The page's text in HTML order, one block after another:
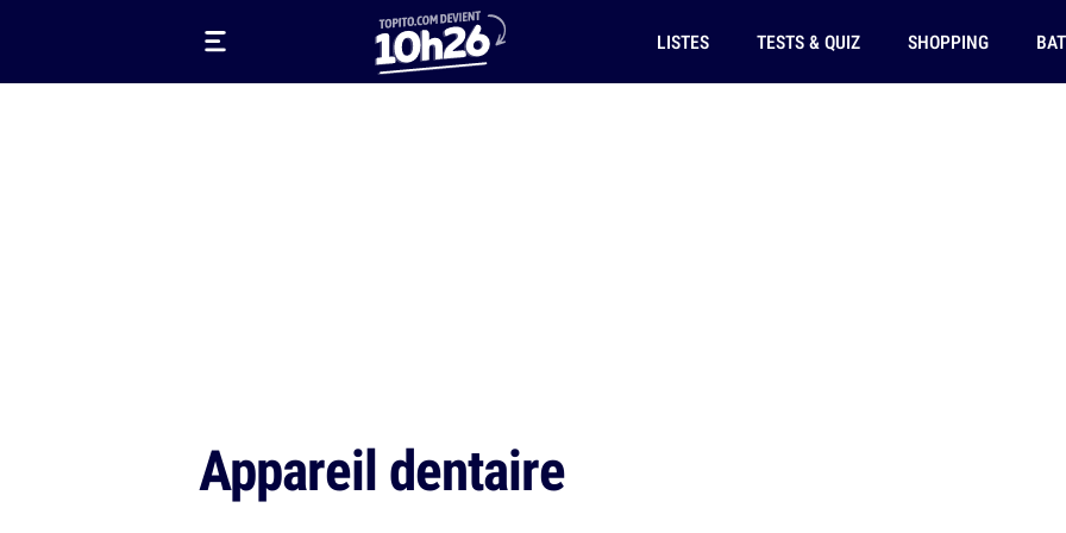
LISTES TESTS & QUIZ SHOPPING
Appareil dentaire